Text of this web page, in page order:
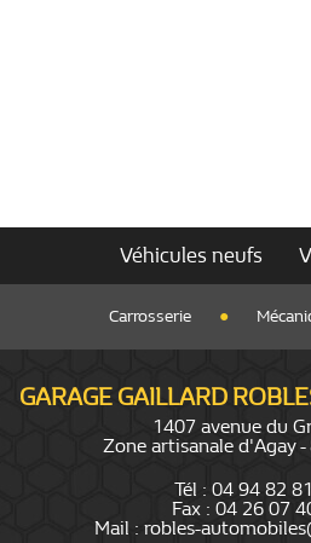
Véhicules neufs
Carrosserie ●
GARAGE GAILLARD
1407 avenue du
Zone artisanale d'Agay
Tél : 04 94 82
Fax : 04 26 07
Mail : robles-